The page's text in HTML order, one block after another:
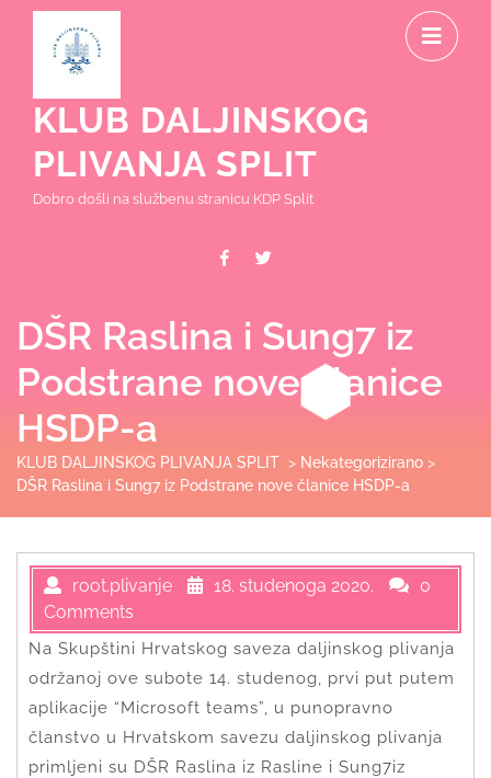
content
KLUB DALJINSKOG
PLIVANJA SPLIT
Dobro došli na službenu stranicu KDP Split
Facebook
DŠR Raslina i Sung7 iz
Podstrane nove članice
HSDP-a
KLUB DALJINSKOG PLIVANJA SPLIT > Nekategorizirano >
DŠR Raslina i Sung7 iz Podstrane nove članice HSDP-a
root.plivanje 18. studenoga 2020.
0
Comments
Na Skupštini Hrvatskog saveza daljinskog plivanja
održanoj ove subote 14. studenog, prvi put putem
aplikacije “Microsoft teams”, u punopravno
članstvo u Hrvatskom savezu daljinskog plivanja
primljeni su DŠR Raslina iz Rasline i Sung7iz